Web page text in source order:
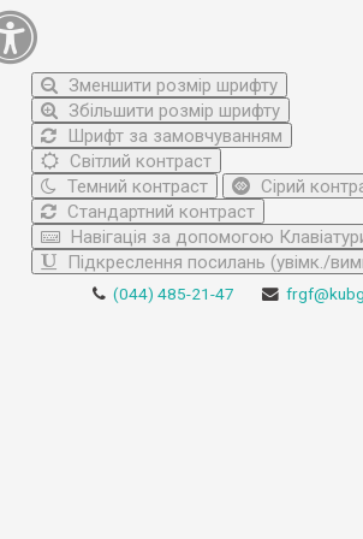
Зменшити розмір шрифту
Збільшити розмір шрифту
Шрифт за замовчуванням
Світлий контраст
Темний контраст
Сірий
Стандартний контраст
Навігація за допомогою
Підкреслення посилань (увімк./
(044) 485-21-47